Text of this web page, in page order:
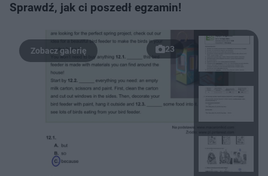
Sprawdź, jak ci poszedł egzamin!
23